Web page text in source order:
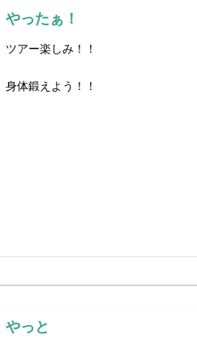
やったぁ！
ツアー楽しみ！！
身体鍛えよう！！
やっと